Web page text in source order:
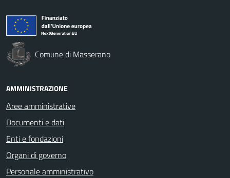
Comune di Masserano
AMMINISTRAZIONE
Aree amministrative
Documenti e dati
Enti e fondazioni
Organi di governo
Personale amministrativo